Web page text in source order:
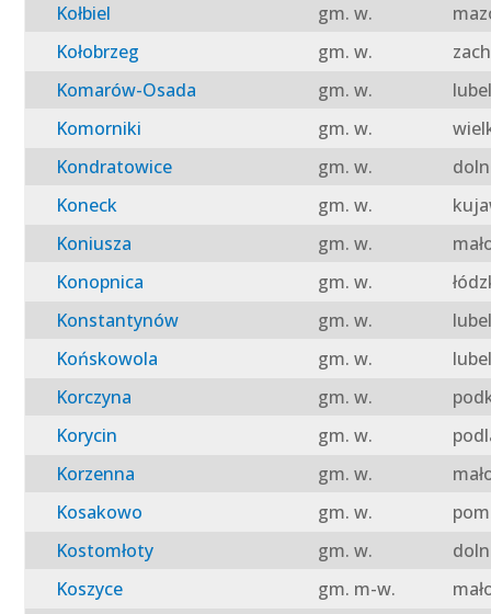
Kołbiel
gm. w.
Kołobrzeg
gm. w.
Komarów-Osada
gm. w.
Komorniki
gm. w.
Kondratowice
gm. w.
Koneck
gm. w.
Koniusza
gm. w.
Konopnica
gm. w.
Konstantynów
gm. w.
Końskowola
gm. w.
Korczyna
gm. w.
Korycin
gm. w.
Korzenna
gm. w.
Kosakowo
gm. w.
Kostomłoty
gm. w.
Koszyce
gm. m-w.